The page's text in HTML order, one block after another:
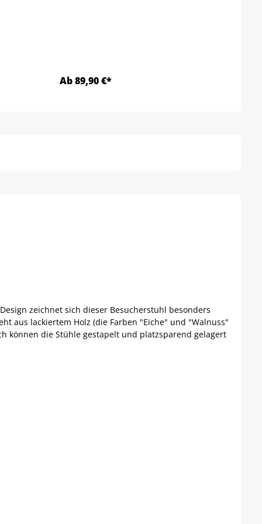
Ab 89,90 €*
zeichnet sich dieser Besucherstuhl besonders
aus lackiertem Holz (die Farben "Eiche" und "Walnuss"
können die Stühle gestapelt und platzsparend gelagert